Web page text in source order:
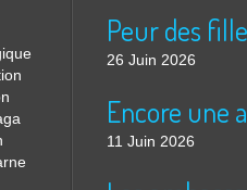
26 Juin 2026
11 Juin 2026